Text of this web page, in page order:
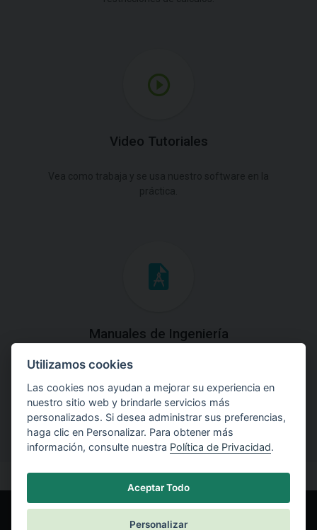
Video Tutoriales
Manuales de Ingeniería
Descargue los Manuales de Ingeniería con las teorías y
explicaciones prácticas del uso de software.
Utilizamos cookies
Las cookies nos ayudan a mejorar su experiencia en
nuestro sitio web y brindarle servicios más
personalizados. Si desea administrar sus preferencias,
haga clic en Personalizar. Para obtener más
información, consulte nuestra Política de Privacidad.
Aceptar Todo
Personalizar